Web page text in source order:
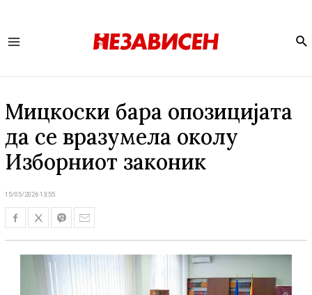
Мицкоски бара опозицијата
да се вразумела околу
Изборниот законик
15/05/2026 13:55